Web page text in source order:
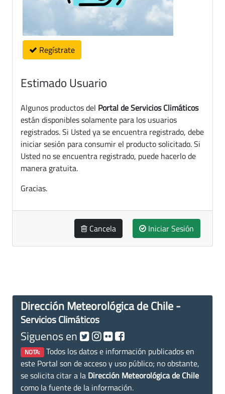
Regístrate
Estimado Usuario
Algunos productos del Portal de Servicios Climáticos
están disponibles solamente para los usuarios
registrados. Si Usted ya se encuentra registrado, debe
iniciar sesión para consumir el producto solicitado. Si
Usted no se encuentra registrado, puede hacerlo de
manera gratuita.
Gracias.
Cancela Iniciar Sesión
Dirección Meteorológica de Chile -
Servicios Climáticos
Siguenos en
NOTA: Todos los datos e información publicados en
este Portal son de acceso y uso público; no obstante,
se solicita citar a la Dirección Meteorológica de Chile
como la fuente de la información.